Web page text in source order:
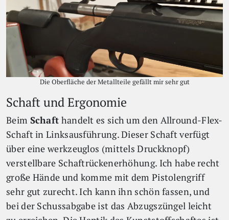
Die Oberfläche der Metallteile gefällt mir sehr gut
Schaft und Ergonomie
Beim Schaft handelt es sich um den Allround-Flex-
Schaft in Linksausführung. Dieser Schaft verfügt
über eine werkzeuglos (mittels Druckknopf)
verstellbare Schaftrückenerhöhung. Ich habe recht
große Hände und komme mit dem Pistolengriff
sehr gut zurecht. Ich kann ihn schön fassen, und
bei der Schussabgabe ist das Abzugszüngel leicht